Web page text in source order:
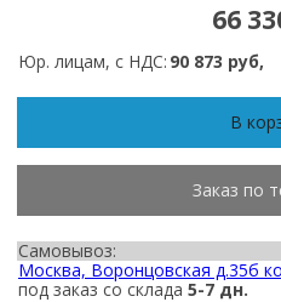
66
Юр. лицам, с НДС: 90 873 руб,
В
Заказ по
Самовывоз:
Москва, Воронцовская д.35б
под заказ со склада 5-7 дн.